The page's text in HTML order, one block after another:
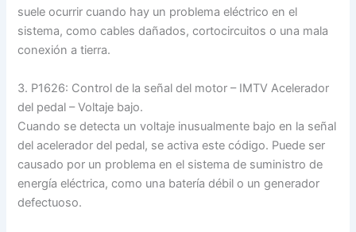
suele ocurrir cuando hay un problema eléctrico en el
sistema, como cables dañados, cortocircuitos o una mala
conexión a tierra.
3. P1626: Control de la señal del motor – IMTV Acelerador
del pedal – Voltaje bajo.
Cuando se detecta un voltaje inusualmente bajo en la señal
del acelerador del pedal, se activa este código. Puede ser
causado por un problema en el sistema de suministro de
energía eléctrica, como una batería débil o un generador
defectuoso.